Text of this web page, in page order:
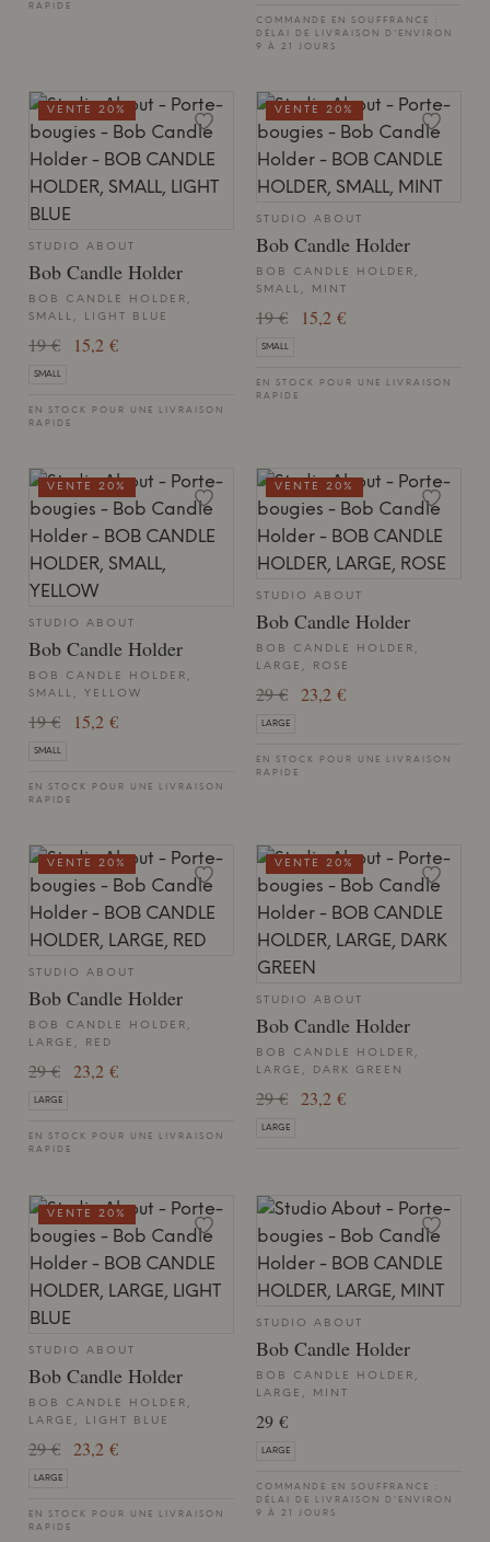
RAPIDE
COMMANDE EN SOUFFRANCE :
DÉLAI DE LIVRAISON D'ENVIRON
9 À 21 JOURS
STUDIO ABOUT
Bob Candle Holder
BOB CANDLE HOLDER,
SMALL, LIGHT BLUE
19 € 15,2 €
SMALL
EN STOCK POUR UNE LIVRAISON
RAPIDE
VENTE 20%
STUDIO ABOUT
Bob Candle Holder
BOB CANDLE HOLDER,
SMALL, MINT
19 € 15,2 €
SMALL
EN STOCK POUR UNE LIVRAISON
RAPIDE
VENTE 20%
STUDIO ABOUT
Bob Candle Holder
BOB CANDLE HOLDER,
SMALL, YELLOW
19 € 15,2 €
SMALL
EN STOCK POUR UNE LIVRAISON
RAPIDE
VENTE 20%
STUDIO ABOUT
Bob Candle Holder
BOB CANDLE HOLDER,
LARGE, ROSE
29 € 23,2 €
LARGE
EN STOCK POUR UNE LIVRAISON
RAPIDE
VENTE 20%
STUDIO ABOUT
Bob Candle Holder
BOB CANDLE HOLDER,
LARGE, RED
29 € 23,2 €
LARGE
EN STOCK POUR UNE LIVRAISON
RAPIDE
VENTE 20%
STUDIO ABOUT
Bob Candle Holder
BOB CANDLE HOLDER,
LARGE, DARK GREEN
29 € 23,2 €
LARGE
VENTE 20%
STUDIO ABOUT
Bob Candle Holder
BOB CANDLE HOLDER,
LARGE, LIGHT BLUE
29 € 23,2 €
LARGE
EN STOCK POUR UNE LIVRAISON
RAPIDE
VENTE 20%
STUDIO ABOUT
Bob Candle Holder
BOB CANDLE HOLDER,
LARGE, MINT
29 €
LARGE
COMMANDE EN SOUFFRANCE :
DÉLAI DE LIVRAISON D'ENVIRON
9 À 21 JOURS